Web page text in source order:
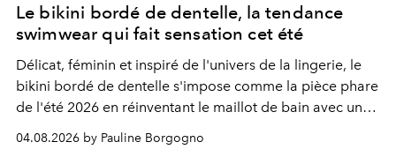
Le bikini bordé de dentelle, la tendance
swimwear qui fait sensation cet été
Délicat, féminin et inspiré de l'univers de la lingerie, le
bikini bordé de dentelle s'impose comme la pièce phare
de l'été 2026 en réinventant le maillot de bain avec une
04.08.2026 by Pauline Borgogno